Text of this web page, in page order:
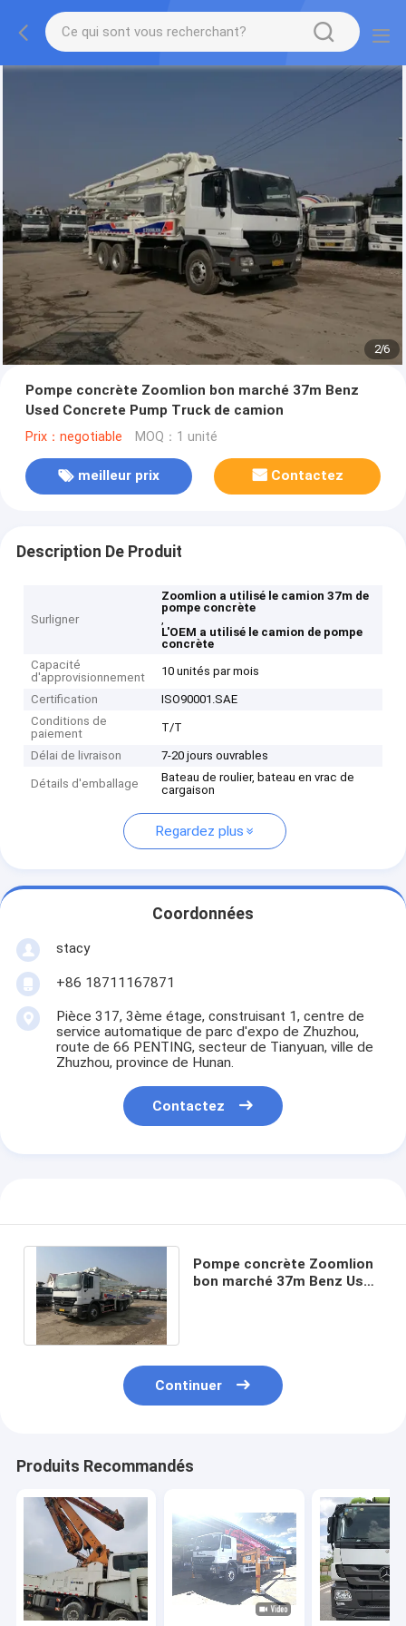
2/6
Pompe concrète Zoomlion bon marché 37m Benz
Used Concrete Pump Truck de camion
Prix：negotiable MOQ：1 unité
meilleur prix Contactez
Description De Produit
Surligner
Zoomlion a utilisé le camion 37m de
pompe concrète
,
L'OEM a utilisé le camion de pompe
concrète
Capacité
d'approvisionnement
10 unités par mois
Certification
ISO90001.SAE
Conditions de
paiement
T/T
Délai de livraison 7-20 jours ouvrables
Détails d'emballage
Bateau de roulier, bateau en vrac de
cargaison
Regardez plus
Coordonnées
stacy
+86 18711167871
Pièce 317, 3ème étage, construisant 1, centre de
service automatique de parc d'expo de Zhuzhou,
route de 66 PENTING, secteur de Tianyuan, ville de
Zhuzhou, province de Hunan.
Contactez
Pompe concrète Zoomlion
bon marché 37m Benz Used
Continuer
Produits Recommandés